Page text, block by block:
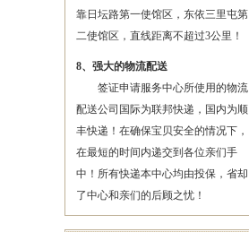
靠日坛路第一使馆区，东依三里屯第
二使馆区，直线距离不超过3公里！
8、强大的物流配送
签证申请服务中心所使用的物流
配送公司国际为联邦快递，国内为顺
丰快递！在确保宝贝安全的情况下，
在最短的时间内递交到各位亲们手
中！所有快递本中心均由投保，省却
了中心和亲们的后顾之忧！